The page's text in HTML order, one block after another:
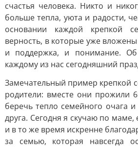
счастья человека. Никто и
больше тепла, уюта и радости,
основании каждой крепкой
верность, в которые уже
и поддержка, и понимание.
каждому из нас сегодняшний
Замечательный пример крепкой
родители: вместе они прожили
беречь тепло семейного очага
друга. Сегодня я скучаю по
и в то же время искренне
за семью, которая навсегда